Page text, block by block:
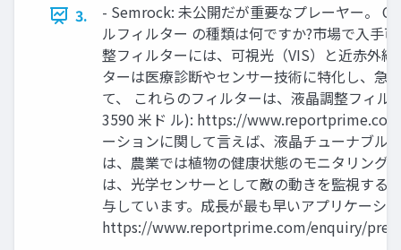
3.
- Semrock: 未公開だが重要なプレーヤー。
ルフィルター の種類は何ですか?市場で入手
整フィルターには、可視光（VIS）と近赤外
ターは医療診断やセンサー技術に特化し、急
て、 これらのフィルターは、液晶調整フィ
3590 米ド ル): https://
ーションに関して言えば、液晶チューナブル
は、農業では植物の健康状態のモニタリング
は、光学センサーとして敵の動きを監視する
与しています。成長が最も早いアプリケーシ
https://www.reportprime.com/enquiry/pre-